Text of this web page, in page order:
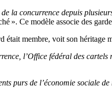
la concurrence depuis
». Ce modèle associe des
membre, voit son héritage
l’Office fédéral des
purs de l’économie sociale de